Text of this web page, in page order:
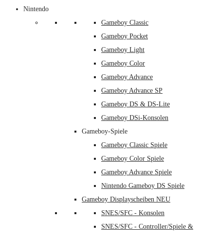
Nintendo
Gameboy Classic
Gameboy Pocket
Gameboy Light
Gameboy Color
Gameboy Advance
Gameboy Advance SP
Gameboy DS & DS-Lite
Gameboy DSi-Konsolen
Gameboy-Spiele
Gameboy Classic Spiele
Gameboy Color Spiele
Gameboy Advance Spiele
Nintendo Gameboy DS Spiele
Gameboy Displayscheiben NEU
SNES/SFC - Konsolen
SNES/SFC - Controller/Spiele &